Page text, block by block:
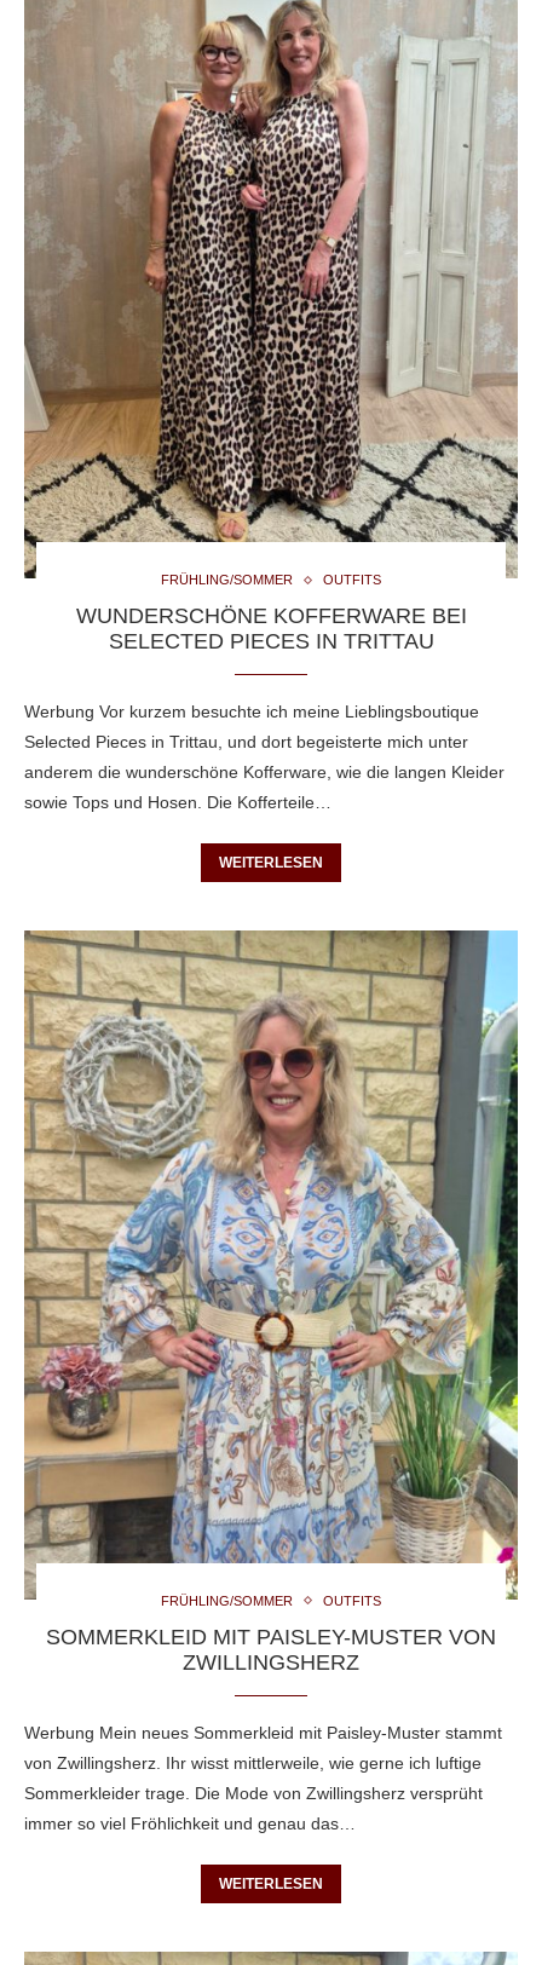
FRÜHLING/SOMMER OUTFITS
WUNDERSCHÖNE KOFFERWARE BEI
SELECTED PIECES IN TRITTAU
Werbung Vor kurzem besuchte ich meine Lieblingsboutique
Selected Pieces in Trittau, und dort begeisterte mich unter
anderem die wunderschöne Kofferware, wie die langen Kleider
sowie Tops und Hosen. Die Kofferteile…
WEITERLESEN
FRÜHLING/SOMMER OUTFITS
SOMMERKLEID MIT PAISLEY-MUSTER VON
ZWILLINGSHERZ
Werbung Mein neues Sommerkleid mit Paisley-Muster stammt
von Zwillingsherz. Ihr wisst mittlerweile, wie gerne ich luftige
Sommerkleider trage. Die Mode von Zwillingsherz versprüht
immer so viel Fröhlichkeit und genau das…
WEITERLESEN